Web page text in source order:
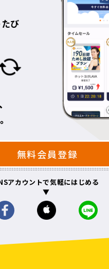
び
無料会員登録
アカウントで気軽にはじめる
▼